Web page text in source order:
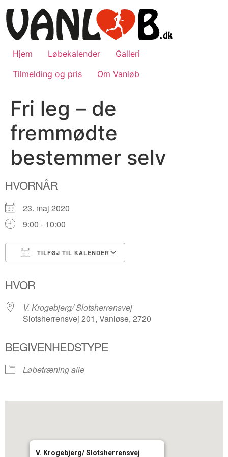
til
indhold
Hjem Løbekalender
Galleri
Tilmelding og pris
Om Vanløb
Fri leg – de
fremmødte
bestemmer selv
HVORNÅR
23. maj 2020
9:00 - 10:00
TILFØJ TIL KALENDER
HVOR
V. Krogebjerg/ Slotsherrensvej
Slotsherrensvej 201, Vanløse, 2720
BEGIVENHEDSTYPE
Løbetræning alle
V. Krogebjerg/ Slotsherrensvej